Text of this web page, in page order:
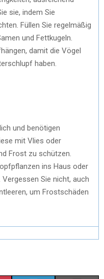
sie, indem Sie
Füllen Sie regelmäßig
und Fettkugeln.
damit die Vögel
haben.
und benötigen
mit Vlies oder
Frost zu schützen.
ins Haus oder
Sie nicht, auch
um Frostschäden